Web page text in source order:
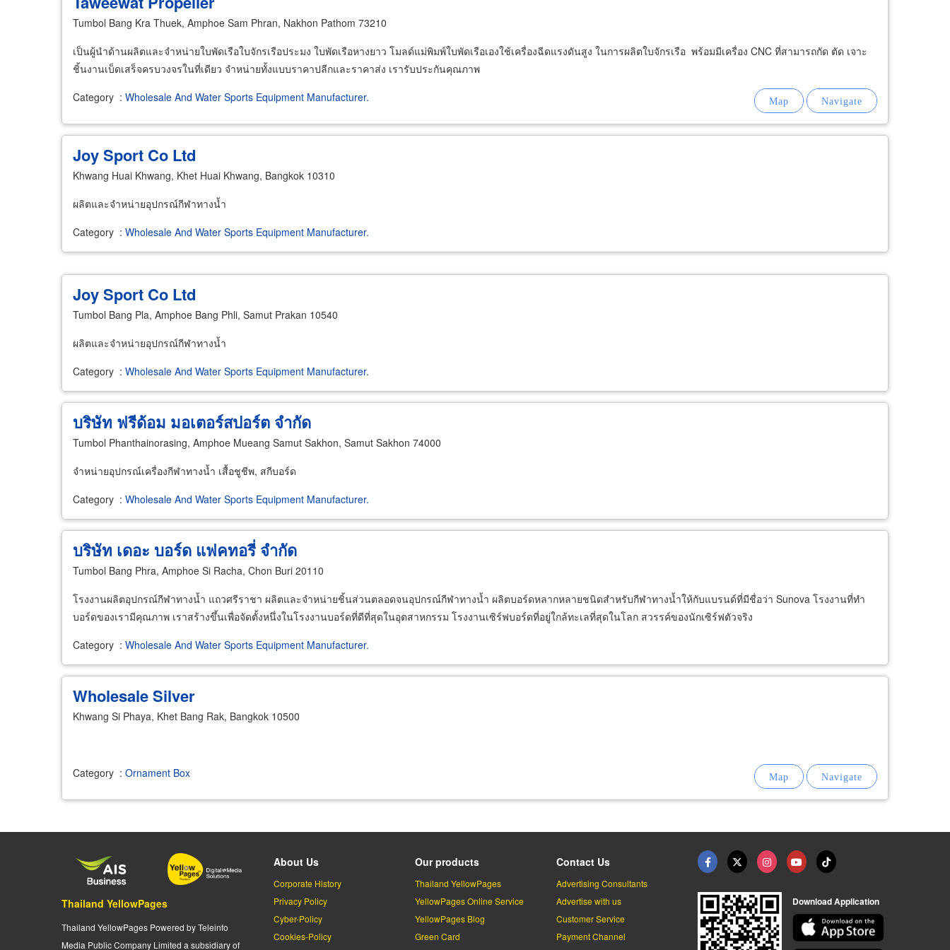
Tumbol Bang Kra Thuek, Amphoe Sam Phran, Nakhon Pathom 73210
เป็นผู้นำด้านผลิตและจำหน่ายใบพัดเรือใบจักรเรือประมง ใบพัดเรือหางยาว โมลด์แม่พิมพ์ใบพัดเรือเองใช้เครื่องฉีดแรงดันสูง ในการผลิตใบจักรเรือ พร้อมมีเครื่อง CNC ที่สามารถกัด ตัด เจาะ
ชิ้นงานเบ็ดเสร็จครบวงจรในที่เดียว จำหน่ายทั้งแบบราคาปลีกและราคาส่ง เรารับประกันคุณภาพ
Category : Wholesale And Water Sports Equipment Manufacturer.
Joy Sport Co Ltd
Khwang Huai Khwang, Khet Huai Khwang, Bangkok 10310
ผลิตและจำหน่ายอุปกรณ์กีฬาทางน้ำ
Category : Wholesale And Water Sports Equipment Manufacturer.
Joy Sport Co Ltd
Tumbol Bang Pla, Amphoe Bang Phli, Samut Prakan 10540
ผลิตและจำหน่ายอุปกรณ์กีฬาทางน้ำ
Category : Wholesale And Water Sports Equipment Manufacturer.
บริษัท ฟรีด้อม มอเตอร์สปอร์ต จำกัด
Tumbol Phanthainorasing, Amphoe Mueang Samut Sakhon, Samut Sakhon 74000
จำหน่ายอุปกรณ์เครื่องกีฬาทางน้ำ เสื้อชูชีพ, สกีบอร์ด
Category : Wholesale And Water Sports Equipment Manufacturer.
บริษัท เดอะ บอร์ด แฟคทอรี่ จำกัด
Tumbol Bang Phra, Amphoe Si Racha, Chon Buri 20110
โรงงานผลิตอุปกรณ์กีฬาทางน้ำ แถวศรีราชา ผลิตและจำหน่ายชิ้นส่วนตลอดจนอุปกรณ์กีฬาทางน้ำ ผลิตบอร์ดหลากหลายชนิดสำหรับกีฬาทางน้ำให้กับแบรนด์ที่มีชื่อว่า Sunova โรงงานที่ทำ
บอร์ดของเรามีคุณภาพ เราสร้างขึ้นเพื่อจัดตั้งหนึ่งในโรงงานบอร์ดที่ดีที่สุดในอุตสาหกรรม โรงงานเซิร์ฟบอร์ดที่อยู่ใกล้ทะเลที่สุดในโลก สวรรค์ของนักเซิร์ฟตัวจริง
Category : Wholesale And Water Sports Equipment Manufacturer.
Wholesale Silver
Khwang Si Phaya, Khet Bang Rak, Bangkok 10500
Category : Ornament Box
Thailand YellowPages
Thailand YellowPages Powered by Teleinfo
Media Public Company Limited a subsidiary of
About Us
Corporate History
Privacy Policy
Cyber-Policy
Cookies-Policy
Our products
Thailand YellowPages
YellowPages Online Service
YellowPages Blog
Green Card
Contact Us
Advertising Consultants
Advertise with us
Customer Service
Payment Channel
Download Application